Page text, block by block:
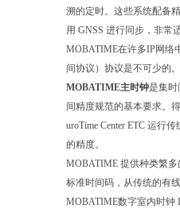
溯的定时。这些系统配备
用 GNSS 进行同步，非常
MOBATIME在许多IP网络
间协议）协议是不可少的。
MOBATIME主时钟是集时
间精度规范的基本要求。
uroTime Center ETC 运行
的精度。
MOBATIME 提供种类繁
标准时间码，从传统的有
MOBATIME数字室内时钟